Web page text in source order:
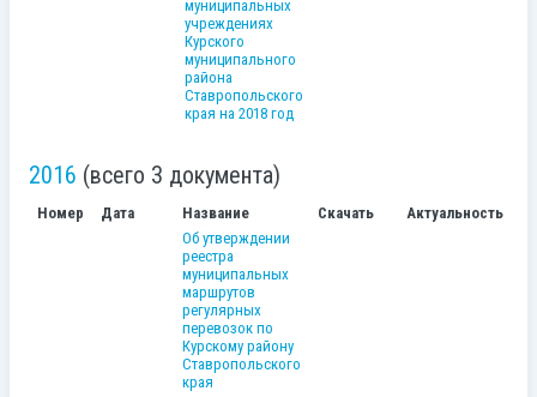
муниципальных
учреждениях
Курского
муниципального
района
Ставропольского
края на 2018 год
2016 (всего 3 документа)
Номер Дата Название Скачать
Актуальность
Об утверждении
реестра
муниципальных
маршрутов
регулярных
перевозок по
Курскому району
Ставропольского
края